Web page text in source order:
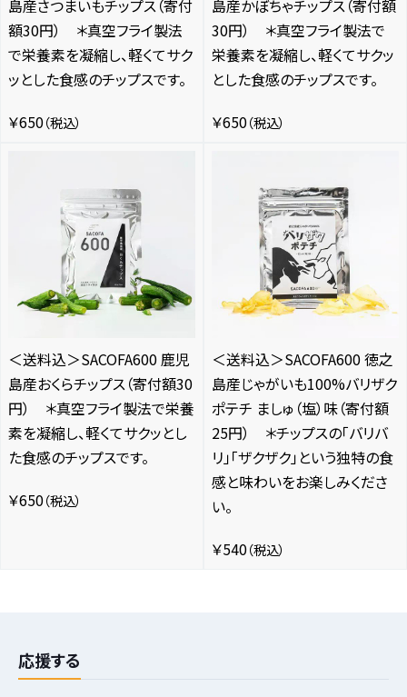
島産さつまいもチップス（寄付
額30円） ＊真空フライ製法
で栄養素を凝縮し、軽くてサク
ッとした食感のチップスです。
￥650（税込）
島産かぼちゃチップス（寄付額
30円） ＊真空フライ製法で
栄養素を凝縮し、軽くてサクッ
とした食感のチップスです。
￥650（税込）
＜送料込＞SACOFA600 鹿児
島産おくらチップス（寄付額30
円） ＊真空フライ製法で栄養
素を凝縮し、軽くてサクッとし
た食感のチップスです。
￥650（税込）
＜送料込＞SACOFA600 徳之
島産じゃがいも100%バリザク
ポテチ ましゅ（塩）味（寄付額
25円） ＊チップスの「バリバ
リ」「ザクザク」という独特の食
感と味わいをお楽しみくださ
い。
￥540（税込）
応援する